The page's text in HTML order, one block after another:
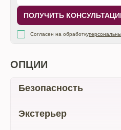
ПОЛУЧИТЬ
Согласен на обработку
ОПЦИИ
Безопасность
Экстерьер